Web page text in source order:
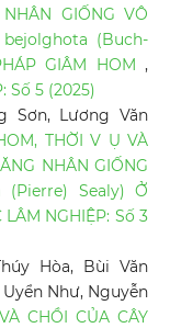
GIỐNG VÔ
(Buch-
GIÂM HOM,
Số 5 (2025)
Sơn, Lương Văn
THỜI V Ụ VÀ
NHÂN GIỐNG
(Pierre) Sealy) Ở
NGHIỆP: Số 3
Hòa, Bùi Văn
Như, Nguyễn
CHỒI CỦA CÂY